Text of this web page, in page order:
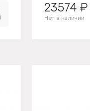
23574 ₽
Нет в наличии